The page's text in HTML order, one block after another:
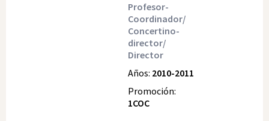
Profesor-
Coordinador/
Concertino-
director/
Director
Años: 2010-2011
Promoción:
1COC